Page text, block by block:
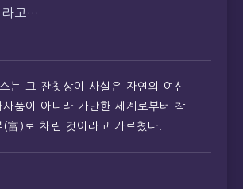
라고…
는 그 잔칫상이 사실은 자연의 여신
사품이 아니라 가난한 세계로부터 착
(富)로 차린 것이라고 가르쳤다.